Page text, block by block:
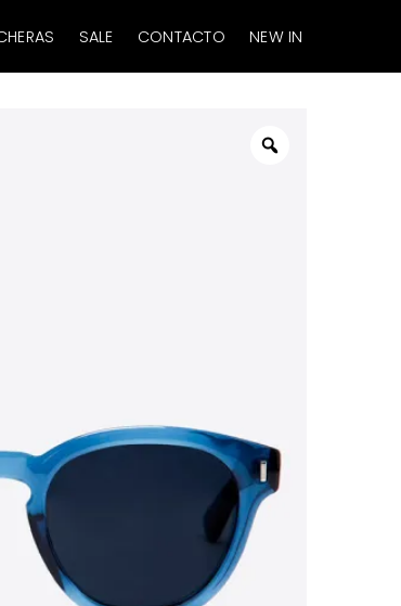
SALE CONTACTO NEW IN